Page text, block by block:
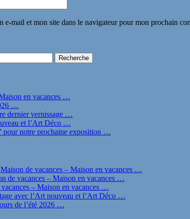
e-mail et mon site dans le navigateur pour mon prochain
en vacances …
…
dernier vernissage …
et l’Art Déco …
pour notre prochaine exposition …
Maison de vacances – Maison en vacances …
de vacances – Maison en vacances …
– Maison en vacances …
avec l’Art nouveau et l’Art Déco …
de l’été 2026 …